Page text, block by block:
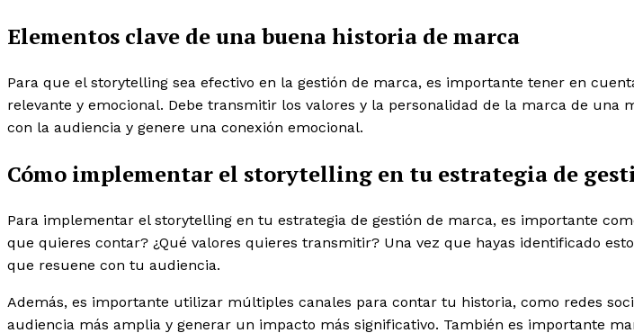
Elementos clave de una buena historia de marca
Para que el storytelling sea efectivo en la gestión de marca, es importante tener en
relevante y emocional. Debe transmitir los valores y la personalidad de la marca de
con la audiencia y genere una conexión emocional.
Cómo implementar el storytelling en tu estrategia de
Para implementar el storytelling en tu estrategia de gestión de marca, es importante
que quieres contar? ¿Qué valores quieres transmitir? Una vez que hayas identificado
que resuene con tu audiencia.
Además, es importante utilizar múltiples canales para contar tu historia, como redes
audiencia más amplia y generar un impacto más significativo. También es importante